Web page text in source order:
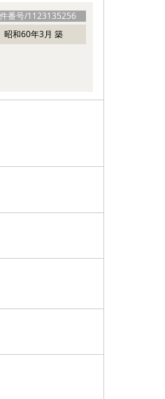
番号/1123135256
昭和60年3月 築